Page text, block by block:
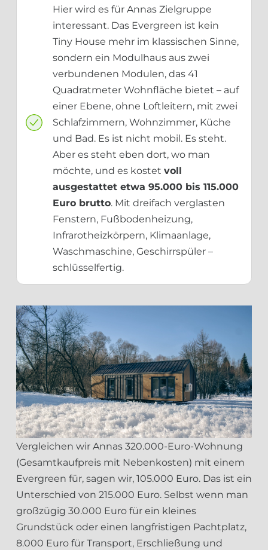
Hier wird es für Annas Zielgruppe
interessant. Das Evergreen ist kein
Tiny House mehr im klassischen Sinne,
sondern ein Modulhaus aus zwei
verbundenen Modulen, das 41
Quadratmeter Wohnfläche bietet – auf
einer Ebene, ohne Loftleitern, mit zwei
Schlafzimmern, Wohnzimmer, Küche
und Bad. Es ist nicht mobil. Es steht.
Aber es steht eben dort, wo man
möchte, und es kostet voll
ausgestattet etwa 95.000 bis 115.000
Euro brutto. Mit dreifach verglasten
Fenstern, Fußbodenheizung,
Infrarotheizkörpern, Klimaanlage,
Waschmaschine, Geschirrspüler –
schlüsselfertig.
Vergleichen wir Annas 320.000-Euro-Wohnung
(Gesamtkaufpreis mit Nebenkosten) mit einem
Evergreen für, sagen wir, 105.000 Euro. Das ist ein
Unterschied von 215.000 Euro. Selbst wenn man
großzügig 30.000 Euro für ein kleines
Grundstück oder einen langfristigen Pachtplatz,
8.000 Euro für Transport, Erschließung und